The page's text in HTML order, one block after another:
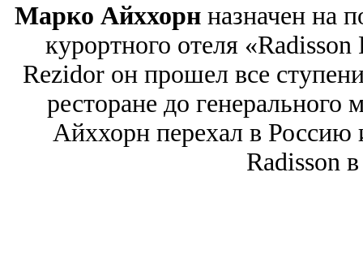
Марко Айххорн назначен на
курортного отеля
Rezidor он прошел все
ресторане до
Айххорн перехал в Россию
Radisson